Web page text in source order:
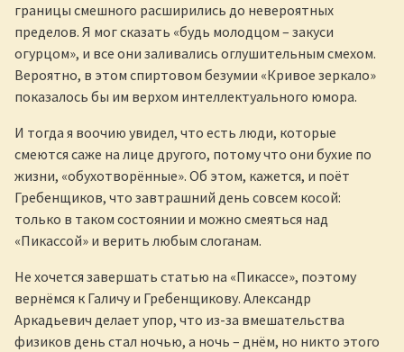
границы смешного расширились до невероятных
пределов. Я мог сказать «будь молодцом – закуси
огурцом», и все они заливались оглушительным смехом.
Вероятно, в этом спиртовом безумии «Кривое зеркало»
показалось бы им верхом интеллектуального юмора.
И тогда я воочию увидел, что есть люди, которые
смеются саже на лице другого, потому что они бухие по
жизни, «обухотворённые». Об этом, кажется, и поёт
Гребенщиков, что завтрашний день совсем косой:
только в таком состоянии и можно смеяться над
«Пикассой» и верить любым слоганам.
Не хочется завершать статью на «Пикассе», поэтому
вернёмся к Галичу и Гребенщикову. Александр
Аркадьевич делает упор, что из-за вмешательства
физиков день стал ночью, а ночь – днём, но никто этого